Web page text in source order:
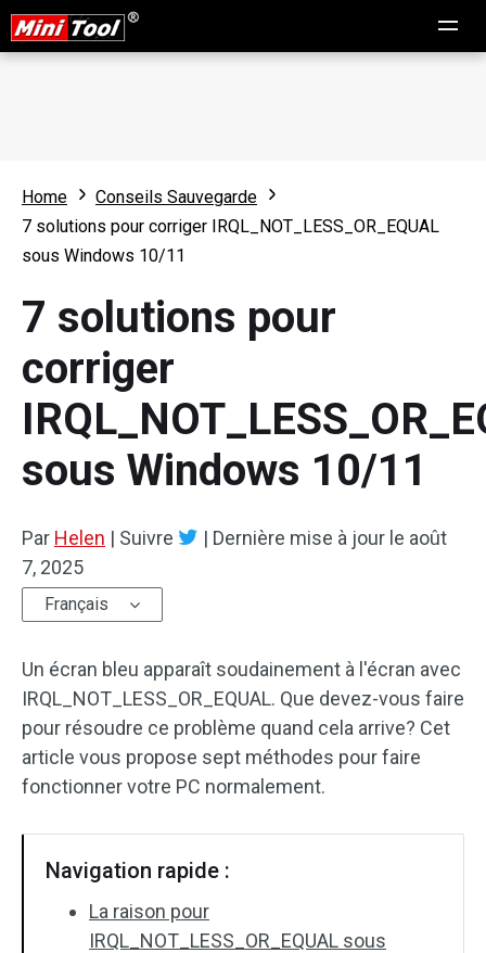
Home
Conseils Sauvegarde
7 solutions pour corriger IRQL_NOT_LESS_OR_EQUAL
sous Windows 10/11
7 solutions pour
corriger
sous Windows 10/11
Par Helen | Suivre | Dernière mise à jour le août
7, 2025
Français
Un écran bleu apparaît soudainement à l'écran avec
IRQL_NOT_LESS_OR_EQUAL. Que devez-vous faire
pour résoudre ce problème quand cela arrive? Cet
article vous propose sept méthodes pour faire
fonctionner votre PC normalement.
Navigation rapide :
La raison pour
IRQL_NOT_LESS_OR_EQUAL sous